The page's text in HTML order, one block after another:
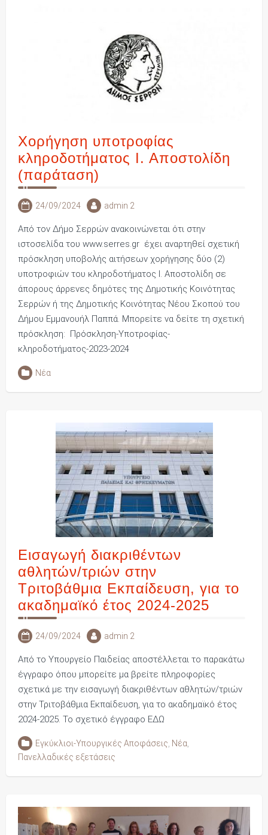
Χορήγηση υποτροφίας
κληροδοτήματος Ι. Αποστολίδη
(παράταση)
24/09/2024 admin 2
Από τον Δήμο Σερρών ανακοινώνεται ότι στην
ιστοσελίδα του www.serres.gr έχει αναρτηθεί σχετική
πρόσκληση υποβολής αιτήσεων χορήγησης δύο (2)
υποτροφιών του κληροδοτήματος Ι. Αποστολίδη σε
άπορους άρρενες δημότες της Δημοτικής Κοινότητας
Σερρών ή της Δημοτικής Κοινότητας Νέου Σκοπού του
Δήμου Εμμανουήλ Παππά. Μπορείτε να δείτε τη σχετική
πρόσκληση: Πρόσκληση-Υποτροφίας-
κληροδοτήματος-2023-2024
Νέα
Εισαγωγή διακριθέντων
αθλητών/τριών στην
Τριτοβάθμια Εκπαίδευση, για το
ακαδημαϊκό έτος 2024-2025
24/09/2024 admin 2
Από το Υπουργείο Παιδείας αποστέλλεται το παρακάτω
έγγραφο όπου μπορείτε μα βρείτε πληροφορίες
σχετικά με την εισαγωγή διακριθέντων αθλητών/τριών
στην Τριτοβάθμια Εκπαίδευση, για το ακαδημαϊκό έτος
2024-2025. Το σχετικό έγγραφο ΕΔΩ
Εγκύκλιοι-Υπουργικές Αποφάσεις Νέα
Πανελλαδικές εξετάσεις